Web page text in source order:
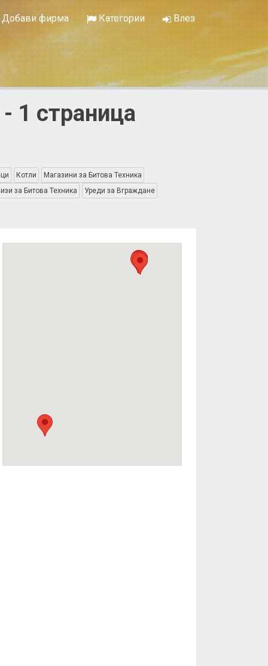
Добави фирма Категории Влез
1 страница
Котли
Магазини за Битова Техника
за Битова Техника
Уреди за Вграждане